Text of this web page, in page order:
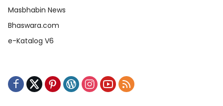
Masbhabin News
Bhaswara.com
e-Katalog V6